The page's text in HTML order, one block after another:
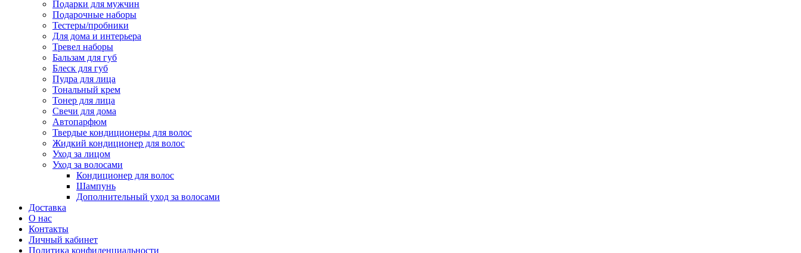
Подарки для мужчин
Подарочные наборы
Тестеры/пробники
Для дома и интерьера
Тревел наборы
Бальзам для губ
Блеск для губ
Пудра для лица
Тональный крем
Тонер для лица
Свечи для дома
Автопарфюм
Твердые кондиционеры для волос
Жидкий кондиционер для волос
Уход за лицом
Уход за волосами
Кондиционер для волос
Шампунь
Дополнительный уход за волосами
Доставка
О нас
Контакты
Личный кабинет
Политика конфиденциальности